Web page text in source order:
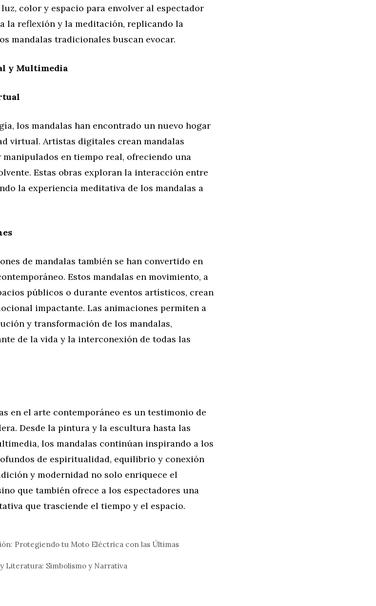
color y espacio para envolver al espectador
la reflexión y la meditación, replicando la
mandalas tradicionales buscan evocar.
y Multimedia
los mandalas han encontrado un nuevo hogar
virtual. Artistas digitales crean mandalas
en tiempo real, ofreciendo una
Estas obras exploran la interacción entre
la experiencia meditativa de los mandalas a
de mandalas también se han convertido en
Estos mandalas en movimiento, a
públicos o durante eventos artísticos, crean
impactante. Las animaciones permiten a
y transformación de los mandalas,
de la vida y la interconexión de todas las
en el arte contemporáneo es un testimonio de
Desde la pintura y la escultura hasta las
los mandalas continúan inspirando a los
de espiritualidad, equilibrio y conexión
y modernidad no solo enriquece el
que también ofrece a los espectadores una
que trasciende el tiempo y el espacio.
Protegiendo tu Moto Eléctrica con las Últimas
Literatura: Simbolismo y Narrativa